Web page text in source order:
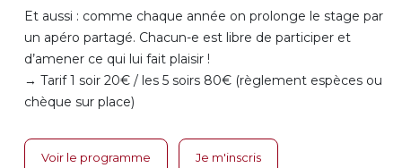
Et aussi : comme chaque année on prolonge le stage par
un apéro partagé. Chacun-e est libre de participer et
d’amener ce qui lui fait plaisir !
→ Tarif 1 soir 20€ / les 5 soirs 80€ (règlement espèces ou
chèque sur place)
Voir le programme Je m'inscris